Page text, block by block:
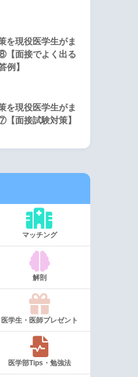
を現役医学生がま
【面接でよく出る
例】
を現役医学生がま
面接試験対策】
マッチング
解剖
医学生・医師プレゼント
医学部Tips・勉強法